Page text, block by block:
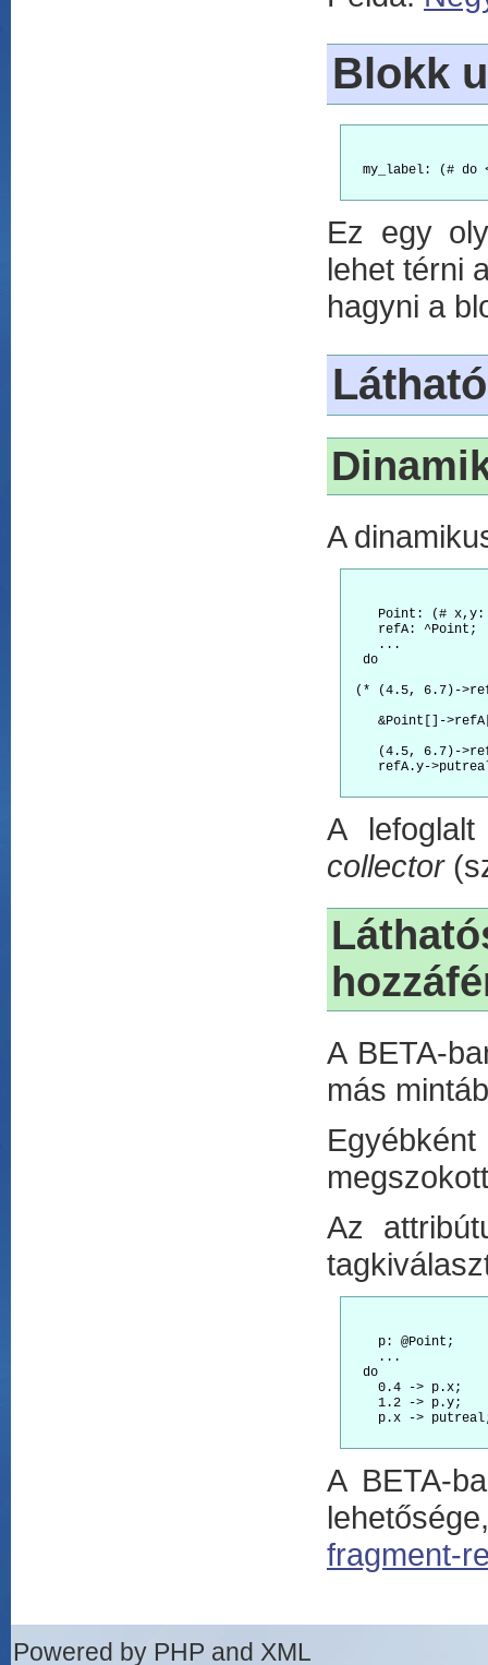
Blokk
my_label: (# do
Ez egy
lehet térni
hagyni a
A
Point: (#
refA: ^Point;
    ...
  do
(* (4.5, 6.7)-
&Point[]-
(4.5, 6.7)-
refA.y-
A
collector
A BETA-
más
Az
    p: @Point;
    ...
  do
    0.4 -> p.x;
    1.2 -> p.y;
p.x ->
A BETA-
fragment-
Powered by PHP and XML